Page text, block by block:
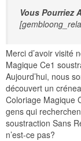
Vous Pourriez
Merci d’avoir visité
Magique Ce1
Aujourd’hui, nous
découvert un
Coloriage Magique
gens qui
soustraction Sans
n’est-ce pas?